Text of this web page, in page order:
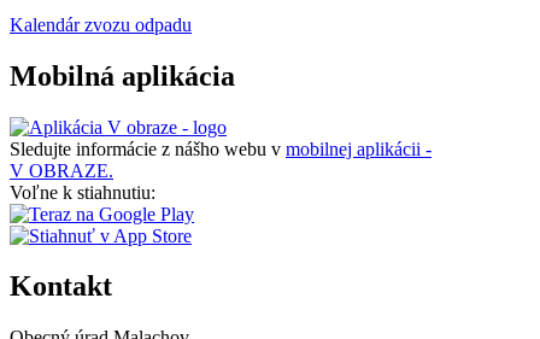
Kalendár zvozu odpadu
Mobilná aplikácia
Sledujte informácie z nášho webu v mobilnej aplikácii -
V OBRAZE.
Voľne k stiahnutiu:
Kontakt